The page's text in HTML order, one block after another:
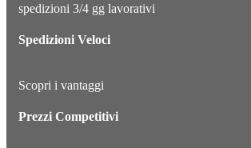
spedizioni 3/4 gg lavorativi
Spedizioni Veloci
Scopri i vantaggi
Prezzi Competitivi